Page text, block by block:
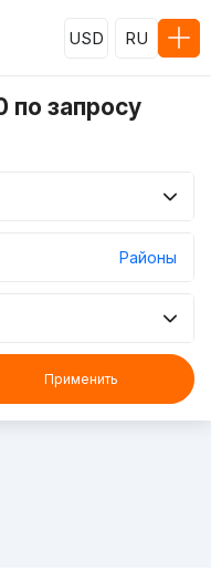
USD RU
по запросу
Районы
Применить